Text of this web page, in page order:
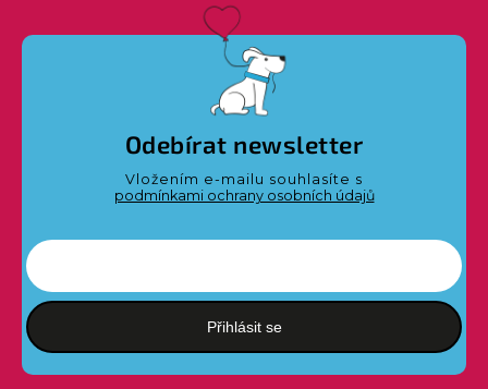
Odebírat newsletter
Vložením e-mailu souhlasíte s
podmínkami ochrany osobních údajů
Přihlásit se